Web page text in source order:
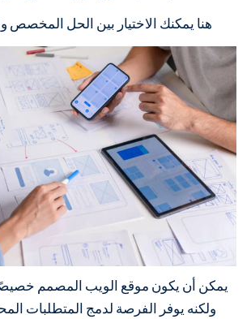
هنا يمكنك الاختيار بين الحل المخصص
يمكن أن يكون موقع الويب المصمم خصيصًا
ولكنه يوفر الفرصة لدمج المتطلبات